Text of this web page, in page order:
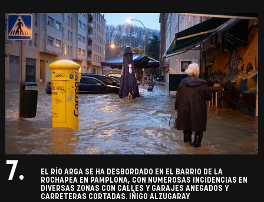
7.
EL RÍO ARGA SE HA DESBORDADO EN EL BARRIO DE LA
ROCHAPEA EN PAMPLONA, CON NUMEROSAS INCIDENCIAS EN
DIVERSAS ZONAS CON CALLES Y GARAJES ANEGADOS Y
CARRETERAS CORTADAS. IÑIGO ALZUGARAY